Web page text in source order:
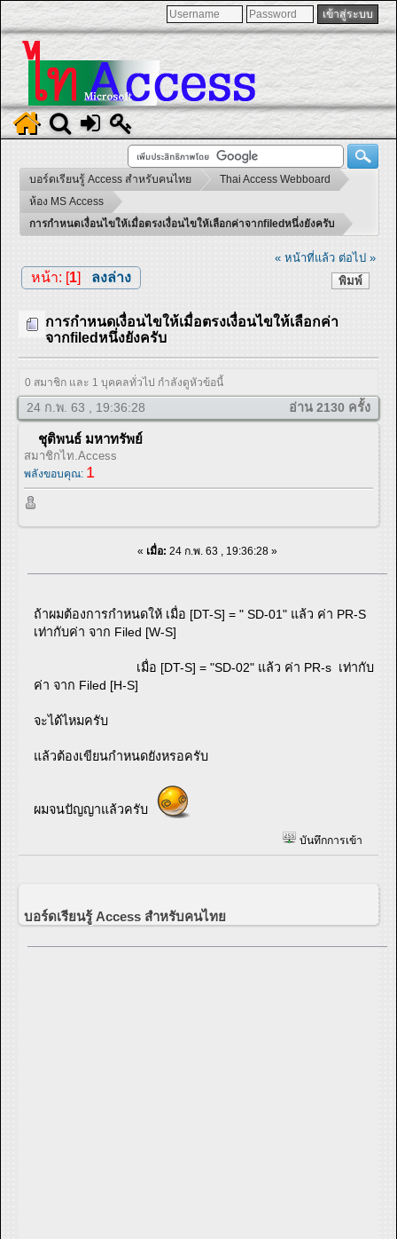
บอร์ดเรียนรู้ Access สำหรับคนไทย
Thai Access Webboard
ห้อง MS Access
การกำหนดเงื่อนไขให้เมื่อตรงเงื่อนไขให้เลือกค่าจากfiledหนึ่งยังครับ
« หน้าที่แล้ว ต่อไป »
พิมพ์
หน้า: [1] ลงล่าง
การกำหนดเงื่อนไขให้เมื่อตรงเงื่อนไขให้เลือกค่า
จากfiledหนึ่งยังครับ
0 สมาชิก และ 1 บุคคลทั่วไป กำลังดูหัวข้อนี้
24 ก.พ. 63 , 19:36:28 อ่าน 2130 ครั้ง
ชุติพนธ์ มหาทรัพย์
สมาชิกไท.Access
พลังขอบคุณ: 1
« เมื่อ: 24 ก.พ. 63 , 19:36:28 »
ถ้าผมต้องการกำหนดให้ เมื่อ [DT-S] = " SD-01" แล้ว ค่า PR-S
เท่ากับค่า จาก Filed [W-S]
เมื่อ [DT-S] = "SD-02" แล้ว ค่า PR-s เท่ากับ
ค่า จาก Filed [H-S]
จะได้ไหมครับ
แล้วต้องเขียนกำหนดยังหรอครับ
ผมจนปัญญาแล้วครับ
บันทึกการเข้า
บอร์ดเรียนรู้ Access สำหรับคนไทย